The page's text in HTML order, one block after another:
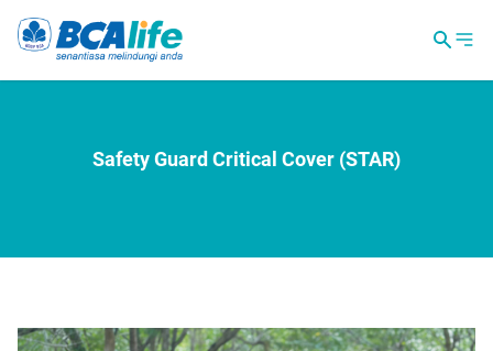
Safety Guard Critical Cover (STAR)